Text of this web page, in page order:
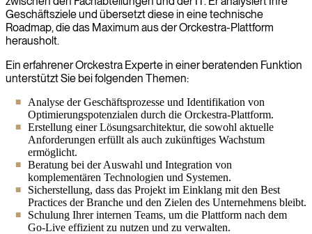
Geschäftsziele und übersetzt diese in eine technische
Roadmap, die das Maximum aus der Orckestra-Plattform
herausholt.
Ein erfahrener Orckestra Experte in einer beratenden Funktion
unterstützt Sie bei folgenden Themen:
Analyse der Geschäftsprozesse und Identifikation von
Optimierungspotenzialen durch die Orckestra-Plattform.
Erstellung einer Lösungsarchitektur, die sowohl aktuelle
Anforderungen erfüllt als auch zukünftiges Wachstum
ermöglicht.
Beratung bei der Auswahl und Integration von
komplementären Technologien und Systemen.
Sicherstellung, dass das Projekt im Einklang mit den Best
Practices der Branche und den Zielen des Unternehmens bleibt.
Schulung Ihrer internen Teams, um die Plattform nach dem
Go-Live effizient zu nutzen und zu verwalten.